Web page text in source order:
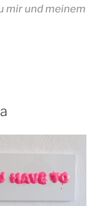
mir und meinem